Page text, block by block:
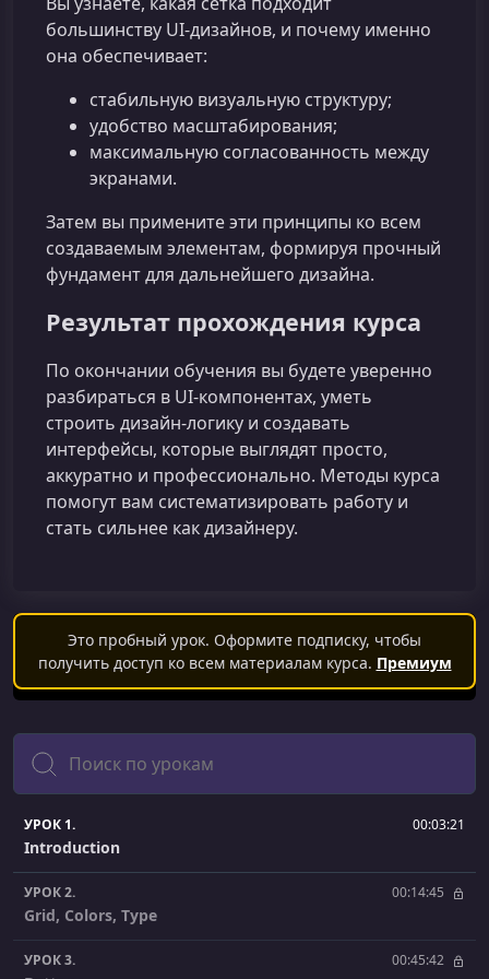
большинству UI‑дизайнов, и почему именно
она обеспечивает:
стабильную визуальную структуру;
удобство масштабирования;
максимальную согласованность между
экранами.
Затем вы примените эти принципы ко всем
создаваемым элементам, формируя прочный
фундамент для дальнейшего дизайна.
Результат прохождения курса
По окончании обучения вы будете уверенно
разбираться в UI‑компонентах, уметь
строить дизайн‑логику и создавать
интерфейсы, которые выглядят просто,
аккуратно и профессионально. Методы курса
помогут вам систематизировать работу и
стать сильнее как дизайнеру.
Это пробный урок. Оформите подписку, чтобы
получить доступ ко всем материалам курса. Премиум
Поиск
УРОК 1. 00:03:21
Introduction
УРОК 2. 00:14:45
Grid, Colors, Type
УРОК 3. 00:45:42